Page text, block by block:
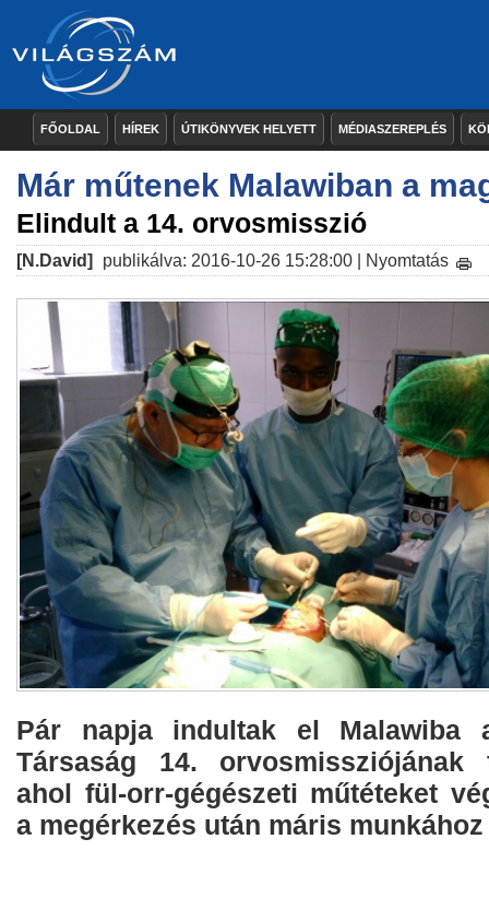
FŐOLDAL HÍREK ÚTIKÖNYVEK HELYETT MÉDIASZEREPLÉS
Már műtenek Malawiban a
Elindult a 14. orvosmisszió
[N.David] publikálva: 2016-10-26 15:28:00 | Nyomtatás
Pár napja indultak el Malawiba
Társaság 14. orvosmissziójának
ahol fül-orr-gégészeti műtéteket
a megérkezés után máris